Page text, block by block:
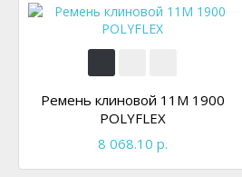
Ремень клиновой 11M 1900
POLYFLEX
8 068.10 р.